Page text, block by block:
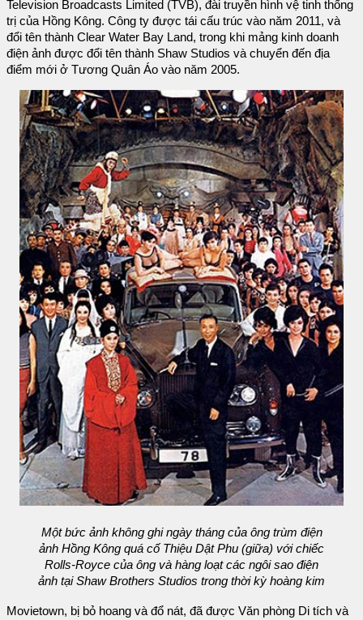
Television Broadcasts Limited (TVB), đài truyền hình vệ tinh thống
trị của Hồng Kông. Công ty được tái cấu trúc vào năm 2011, và
đổi tên thành Clear Water Bay Land, trong khi mảng kinh doanh
điện ảnh được đổi tên thành Shaw Studios và chuyển đến địa
điểm mới ở Tương Quân Áo vào năm 2005.
Một bức ảnh không ghi ngày tháng của ông trùm điện
ảnh Hồng Kông quá cố Thiệu Dật Phu (giữa) với chiếc
Rolls-Royce của ông và hàng loạt các ngôi sao điện
ảnh tại Shaw Brothers Studios trong thời kỳ hoàng kim
Movietown, bị bỏ hoang và đổ nát, đã được Văn phòng Di tích và